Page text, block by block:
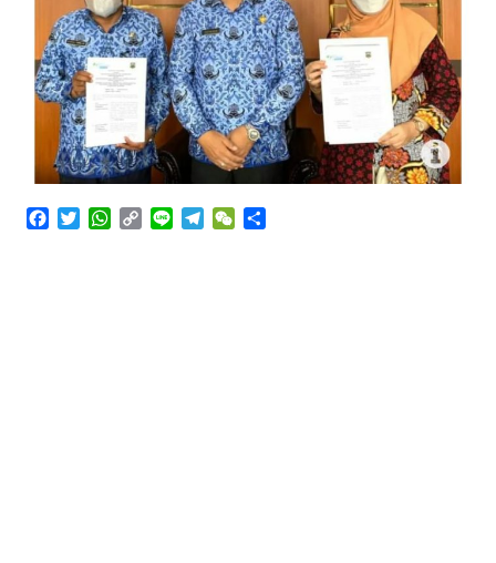
Angkutan Bawang Bombay Tak Sesuai Dokumen
FacebookTwitterWhatsApp
Copy
Line TelegramWeChat